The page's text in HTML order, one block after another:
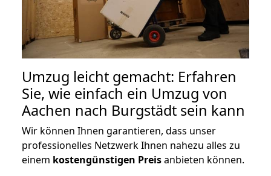
Umzug leicht gemacht: Erfahren
Sie, wie einfach ein Umzug von
Aachen nach Burgstädt sein kann
Wir können Ihnen garantieren, dass unser
professionelles Netzwerk Ihnen nahezu alles zu
einem kostengünstigen Preisanbieten können.